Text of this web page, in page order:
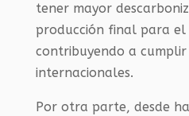
tener mayor
producción final para el
contribuyendo a
internacionales.
Por otra parte, desde